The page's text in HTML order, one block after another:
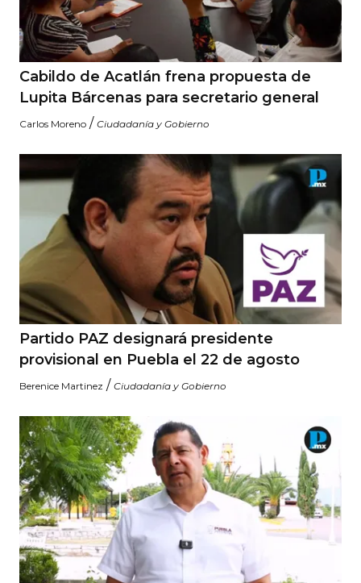
Cabildo de Acatlán frena propuesta de
Lupita Bárcenas para secretario general
Carlos Moreno / Ciudadanía y Gobierno
Partido PAZ designará presidente
provisional en Puebla el 22 de agosto
Berenice Martinez / Ciudadanía y Gobierno